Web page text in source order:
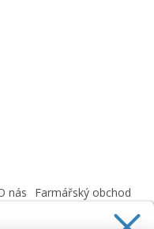
nás
Farmářský obchod
údajů dle GDPR